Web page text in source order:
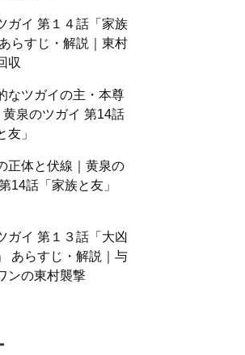
ガイ 第１４話「家族
らすじ・解説｜東村
収
なツガイの主・本尊
黄泉のツガイ 第14話
友」
正体と伏線｜黄泉の
14話「家族と友」
ガイ 第１３話「大凶
あらすじ・解説｜与
ンの東村襲撃